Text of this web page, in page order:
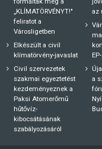
„KLÍMATÖRVÉNYT!"
feliratot a
Városligetben
Elkészült a civil
klímatörvény-javaslat
Civil szervezetek
szakmai egyeztetést
kezdeményeznek a
Paksi Atomerőmű
hűtővíz-
kibocsátásának
szabályozásáról
az
a